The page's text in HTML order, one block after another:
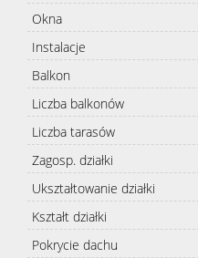
Okna
Instalacje
Balkon
Liczba balkonów
Liczba tarasów
Zagosp. działki
Ukształtowanie działki
Kształt działki
Pokrycie dachu